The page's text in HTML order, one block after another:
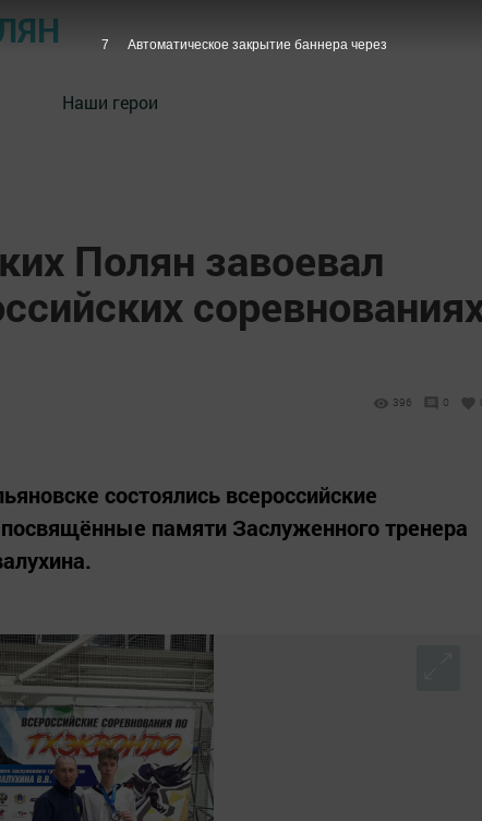
Наши герои
Полян завоевал
396 0
состоялись всероссийские
памяти Заслуженного тренера
7 Автоматическое закрытие баннера через